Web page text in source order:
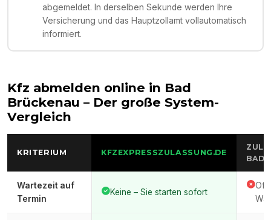
abgemeldet. In derselben Sekunde werden Ihre
Versicherung und das Hauptzollamt vollautomatisch
informiert.
Kfz abmelden online in Bad
Brückenau – Der große System-
Vergleich
KRITERIUM KFZEXPRESSZULASSUNG.DE
BAD
Wartezeit auf
Termin
Keine – Sie starten sofort
Oft